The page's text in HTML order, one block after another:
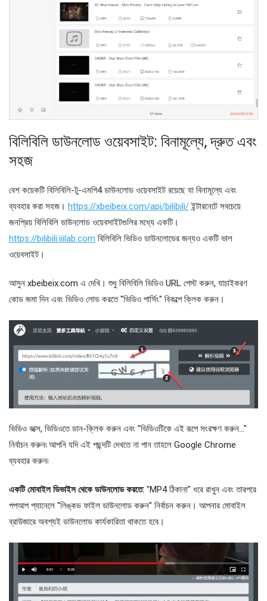
বিলিবিলি ডাউনলোড ওয়েবসাইট: বিনামূল্যে, দ্রুত এবং
সহজ
বেশ কয়েকটি বিলিবিলি-টু-এমপি4 ডাউনলোড ওয়েবসাইট রয়েছে যা বিনামূল্যে এবং
ব্যবহার করা সহজ। https://xbeibeix.com/api/bilibili/ইন্টারনেটে সবচেয়ে
জনপ্রিয় বিলিবিলি ডাউনলোড ওয়েবসাইটগুলির মধ্যে একটি।
https://bilibili.iiilab.com বিলিবিলি ভিডিও ডাউনলোডের জন্যও একটি ভাল
ওয়েবসাইট।
আসুন xbeibeix.com এ দেখি। শুধু বিলিবিলি ভিডিও URL পেস্ট করুন, যাচাইকরণ
কোড জমা দিন এবং ভিডিও লোড করতে "ভিডিও পার্সিং" বিকল্পে ক্লিক করুন।
ভিডিও বক্সে, ভিডিওতে ডান-ক্লিক করুন এবং "ভিডিওটিকে এই রূপে সংরক্ষণ করুন..."
নির্বাচন করুন৷ আপনি যদি এই পছন্দটি দেখতে না পান তাহলে Google Chrome
ব্যবহার করুন৷
একটি মোবাইল ডিভাইস থেকে ডাউনলোড করতে: "MP4 ঠিকানা" ধরে রাখুন এবং তারপরে
পপআপ প্যানেলে "লিঙ্কড ফাইল ডাউনলোড করুন" নির্বাচন করুন। আপনার মোবাইল
ব্রাউজারে অবশ্যই ডাউনলোড কার্যকারিতা থাকতে হবে।